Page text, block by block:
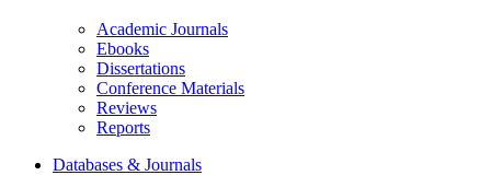
Academic Journals
Ebooks
Dissertations
Conference Materials
Reviews
Reports
Databases & Journals